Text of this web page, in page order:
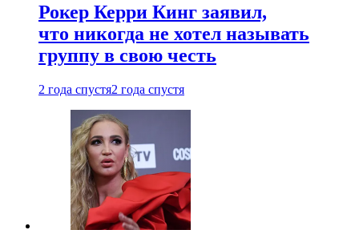
Рокер Керри Кинг заявил,
что никогда не хотел называть
группу в свою честь
2 года спустя2 года спустя